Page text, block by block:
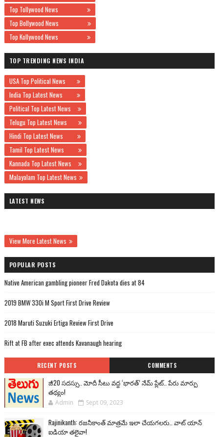
Top Tollywood News
Top Bollywood News
Top Kollywood News
TOP TRENDING NEWS INDIA
USA Top Political News
India Top Latest News
Political Top Latest News
Telugu Top Latest News
Hindi Top Latest News
Tamil Top Latest News
Kannada Top Latest News
Malayalam Top Latest News
LATEST NEWS
View More Latest News
POPULAR POSTS
Native American gambling pioneer Fred Dakota dies at 84
2019 BMW 330i M Sport First Drive Review
2018 Maruti Suzuki Ertiga Review First Drive
Rift at FB after exec attends Kavanaugh hearing
RECENT POSTS COMMENTS
జీ20 సదస్సు.. మోదీ సీటు వద్ద ‘భారత్’ నేమ్ ప్లేట్‌.. పేరు మార్పు
తథ్యం!
Admin Sept 09, 2023
Rajinikanth: రజనీకాంత్ మాత్రమే ఇలా చేయగలరు.. వాట్ యాన్
ఐడియా తలైవా!